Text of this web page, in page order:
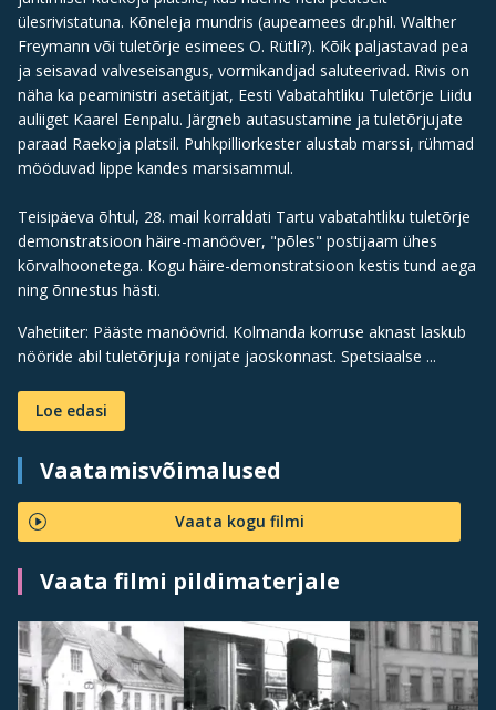
ülesrivistatuna. Kõneleja mundris (aupeamees dr.phil. Walther
Freymann või tuletõrje esimees O. Rütli?). Kõik paljastavad pea
ja seisavad valveseisangus, vormikandjad saluteerivad. Rivis on
näha ka peaministri asetäitjat, Eesti Vabatahtliku Tuletõrje Liidu
auliiget Kaarel Eenpalu. Järgneb autasustamine ja tuletõrjujate
paraad Raekoja platsil. Puhkpilliorkester alustab marssi, rühmad
mööduvad lippe kandes marsisammul.
Teisipäeva õhtul, 28. mail korraldati Tartu vabatahtliku tuletõrje
demonstratsioon häire-manööver, "põles" postijaam ühes
kõrvalhoonetega. Kogu häire-demonstratsioon kestis tund aega
ning õnnestus hästi.
Vahetiiter: Pääste manöövrid. Kolmanda korruse aknast laskub
nööride abil tuletõrjuja ronijate jaoskonnast. Spetsiaalse ...
Loe edasi
Vaatamisvõimalused
Vaata kogu filmi
Vaata filmi pildimaterjale